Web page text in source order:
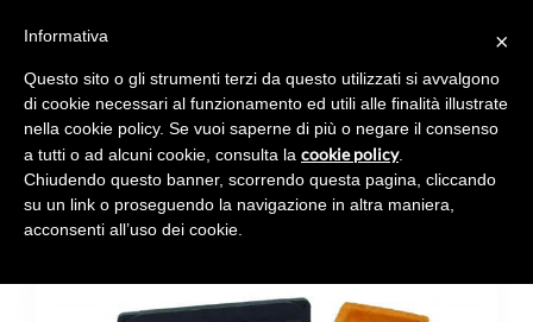
PLACA 35
×
Informativa
Questo sito o gli strumenti terzi da questo utilizzati si avvalgono
di cookie necessari al funzionamento ed utili alle finalità illustrate
nella cookie policy. Se vuoi saperne di più o negare il consenso
a tutti o ad alcuni cookie, consulta la cookie policy.
Chiudendo questo banner, scorrendo questa pagina, cliccando
su un link o proseguendo la navigazione in altra maniera,
acconsenti all’uso dei cookie.